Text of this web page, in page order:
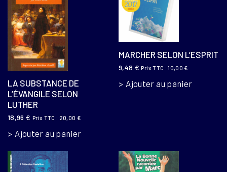
LA SUBSTANCE DE
L’ÉVANGILE SELON
LUTHER
18,96€ Prix TTC : 20,00 €
Ajouter au panier
MARCHER SELON L’ESPRIT
9,48 € Prix TTC :10,00 €
Ajouter au panier